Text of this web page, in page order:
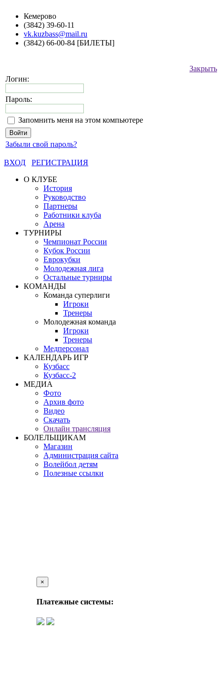
Кемерово
(3842) 39-60-11
vk.kuzbass@mail.ru
(3842) 66-00-84 [БИЛЕТЫ]
Закрыть
Логин:
Пароль:
Запомнить меня на этом компьютере
Забыли свой пароль?
ВХОД
РЕГИСТРАЦИЯ
О КЛУБЕ
История
Руководство
Партнеры
Работники клуба
Арена
ТУРНИРЫ
Чемпионат России
Кубок России
Еврокубки
Молодежная лига
Остальные турниры
КОМАНДЫ
Команда суперлиги
Игроки
Тренеры
Молодежная команда
Игроки
Тренеры
Медперсонал
КАЛЕНДАРЬ ИГР
Кузбасс
Кузбасс-2
МЕДИА
Фото
Архив фото
Видео
Скачать
Онлайн трансляция
БОЛЕЛЬЩИКАМ
Магазин
Администрация сайта
Волейбол детям
Полезные ссылки
×
Платежные системы: